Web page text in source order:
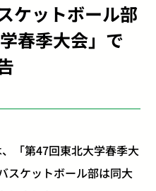
ケットボール部
春季大会」で
「第47回東北大学春季大
スケットボール部は同大